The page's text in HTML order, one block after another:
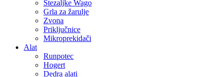
Stezaljke Wago
Grla za žarulje
Zvona
Priključnice
Mikroprekidači
Alat
Runpotec
Hogert
Dedra alati